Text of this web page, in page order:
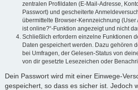
zentralen Profildaten (E-Mail-Adresse,
Passwort) und gescheiterte
übermittelte Browser-Kennzeichnung (User
ist online?“-Funktion angezeigt und nicht
Schließlich erfordern einzelne Funktionen
Daten gespeichert werden. Dazu gehören
bei Umfragen, der Gelesen-Status von
von dir gesetzte Lesezeichen oder
Dein Passwort wird mit einer Einwege-
gespeichert, so dass es sicher ist. Jedoch